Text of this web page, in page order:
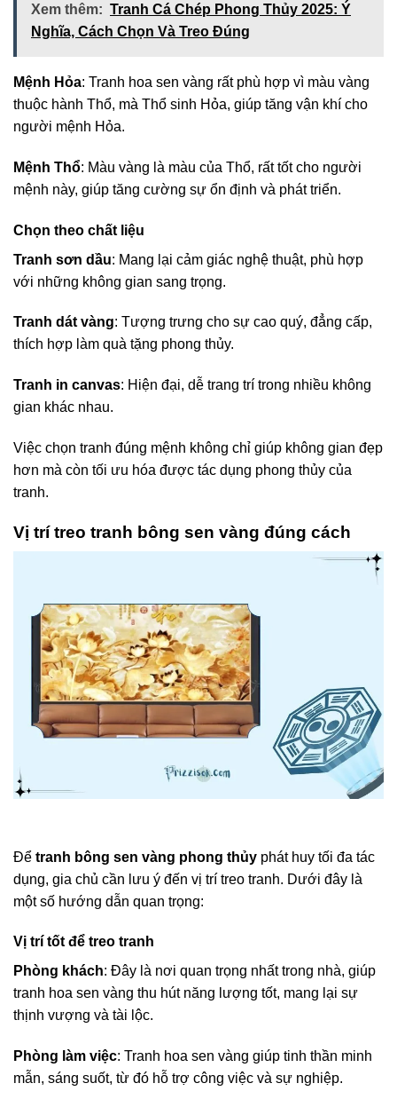
Xem thêm: Tranh Cá Chép Phong Thủy 2025: Ý
Nghĩa, Cách Chọn Và Treo Đúng
Mệnh Hỏa: Tranh hoa sen vàng rất phù hợp vì màu vàng
thuộc hành Thổ, mà Thổ sinh Hỏa, giúp tăng vận khí cho
người mệnh Hỏa.
Mệnh Thổ: Màu vàng là màu của Thổ, rất tốt cho người
mệnh này, giúp tăng cường sự ổn định và phát triển.
Chọn theo chất liệu
Tranh sơn dầu: Mang lại cảm giác nghệ thuật, phù hợp
với những không gian sang trọng.
Tranh dát vàng: Tượng trưng cho sự cao quý, đẳng cấp,
thích hợp làm quà tặng phong thủy.
Tranh in canvas: Hiện đại, dễ trang trí trong nhiều không
gian khác nhau.
Việc chọn tranh đúng mệnh không chỉ giúp không gian đẹp
hơn mà còn tối ưu hóa được tác dụng phong thủy của
tranh.
Vị trí treo tranh bông sen vàng đúng cách
Để tranh bông sen vàng phong thủy phát huy tối đa tác
dụng, gia chủ cần lưu ý đến vị trí treo tranh. Dưới đây là
một số hướng dẫn quan trọng:
Vị trí tốt để treo tranh
Phòng khách: Đây là nơi quan trọng nhất trong nhà, giúp
tranh hoa sen vàng thu hút năng lượng tốt, mang lại sự
thịnh vượng và tài lộc.
Phòng làm việc: Tranh hoa sen vàng giúp tinh thần minh
mẫn, sáng suốt, từ đó hỗ trợ công việc và sự nghiệp.